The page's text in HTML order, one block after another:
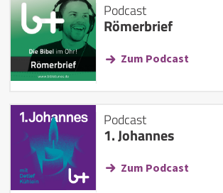
Podcast
Römerbrief
Zum Podcast
Podcast
1. Johannes
Zum Podcast